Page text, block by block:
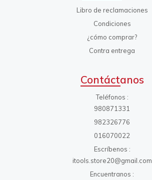
Libro de reclamaciones
Condiciones
¿cómo comprar?
Contra entrega
Contáctanos
Teléfonos
980871331
982326776
016070022
Escríbenos
itools.store20@gmail.com
Encuentranos